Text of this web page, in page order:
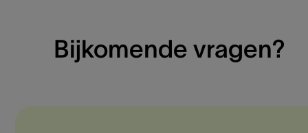
Bijkomende vragen?